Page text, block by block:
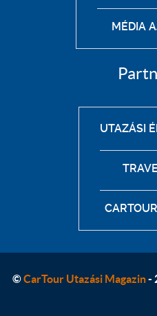
MÉDIA
UTAZÁSI
©CarTour Utazási Magazin-